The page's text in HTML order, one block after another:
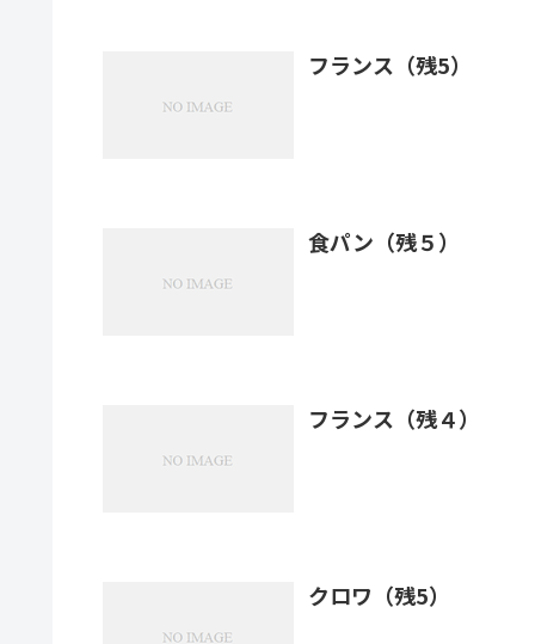
フランス（残5）
食パン（残５）
フランス（残４）
クロワ（残5）